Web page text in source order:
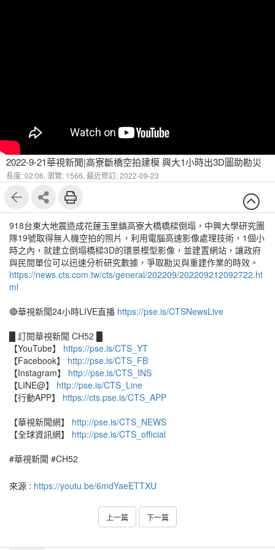
2022-9-21華視新聞|高寮斷橋空拍建模 興大1小時出3D圖助勘災
長度: 02:06, 瀏覽: 1566, 最近修訂: 2022-09-23
918台東大地震造成花蓮玉里鎮高寮大橋橋樑倒塌，中興大學研究團
隊19號取得無人機空拍的照片，利用電腦高速影像處理技術，1個小
時之內，就建立倒塌橋樑3D的環景模型影像，並建置網站，讓政府
與民間單位可以迅速分析研究數據，爭取勘災與重建作業的時效。
https://news.cts.com.tw/cts/general/202209/202209212092722.ht
ml
🔴華視新聞24小時LIVE直播 https://pse.is/CTSNewsLive
█ 訂閱華視新聞 CH52 █
【YouTube】 https://pse.is/CTS_YT
【Facebook】 http://pse.is/CTS_FB
【Instagram】 http://pse.is/CTS_INS
【LINE@】 http://pse.is/CTS_Line
【行動APP】 https://cts.pse.is/CTS_APP
【華視新聞網】 http://pse.is/CTS_NEWS
【全球資訊網】 http://pse.is/CTS_official
#華視新聞 #CH52
來源 : https://youtu.be/6mdYaeETTXU
上一篇 下一篇